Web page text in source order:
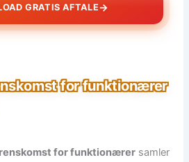
GRATIS AFTALE→
for funktionærer
for funktionærer samler